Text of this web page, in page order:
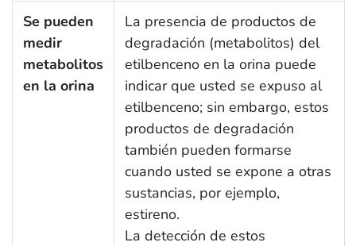
Se pueden
medir
metabolitos
en la orina
La presencia de productos de
degradación (metabolitos) del
etilbenceno en la orina puede
indicar que usted se expuso al
etilbenceno; sin embargo, estos
productos de degradación
también pueden formarse
cuando usted se expone a otras
sustancias, por ejemplo,
estireno.
La detección de estos